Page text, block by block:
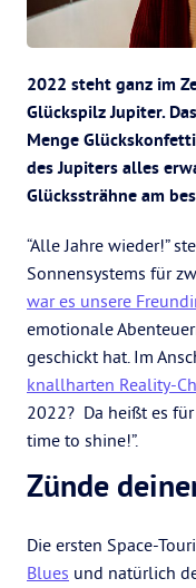
2022 steht ganz im
Glückspilz Jupiter.
Menge
des Jupiters alles
Glückssträhne am
“Alle Jahre wieder!”
Sonnensystems für
war es unsere
emotionale
geschickt hat. Im
knallharten Reality-
2022? Da heißt es für
time to shine!”.
Zünde
Die ersten Space-
Blues und natürlich